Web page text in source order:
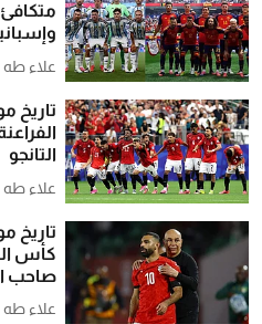
علاء طه
تاريخ
التانجو
علاء طه
تاريخ
صاحب
علاء طه